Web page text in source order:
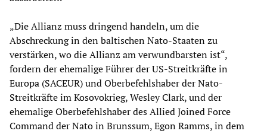
„Die Allianz muss dringend handeln, um die
Abschreckung in den baltischen Nato-Staaten zu
verstärken, wo die Allianz am verwundbarsten ist“,
fordern der ehemalige Führer der US-Streitkräfte in
Europa (SACEUR) und Oberbefehlshaber der Nato-
Streitkräfte im Kosovokrieg, Wesley Clark, und der
ehemalige Oberbefehlshaber des Allied Joined Force
Command der Nato in Brunssum, Egon Ramms, in dem